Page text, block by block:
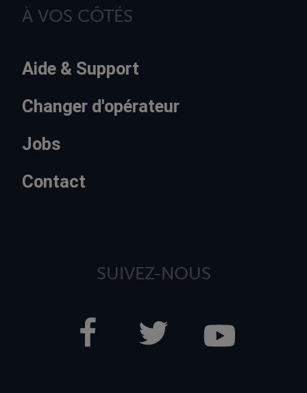
À VOS CÔTÉS
Aide & Support
Changer d'opérateur
Jobs
Contact
SUIVEZ-NOUS